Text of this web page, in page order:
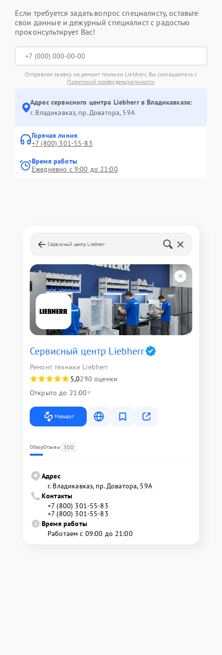
Если требуется задать вопрос специалисту, оставьте
свои данные и дежурный специалист с радостью
проконсультирует Вас!
Отправляя заявку на ремонт техники Liebherr, Вы соглашаетесь с
Политикой конфиденциальности
Адрес сервисного центра Liebherr в Владикавказе:
г. Владикавказ, пр. Доватора, 59А
Горячая линия
+7 (800) 301-55-83
Время работы
Ежедневно с 9:00 до 21:00
Сервисный центр Liebherr
Сервисный центр Liebherr
Ремонт техники Liebherr
5,0290 оценки
Открыто до 21:00
Маршрут
ОбзорОтзывы 300
Адрес
г. Владикавказ, пр. Доватора, 59А
Контакты
+7 (800) 301-55-83
+7 (800) 301-55-83
Время работы
Работаем с 09:00 до 21:00